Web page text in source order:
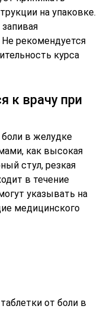
на упаковке.
рекомендуется
курса
к врачу при
боли в желудке
как высокая
стул, резкая
в течение
указывать на
медицинского
от боли в